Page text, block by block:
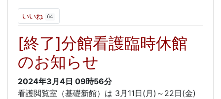
いいね 64
[終了]分館看護臨時休館
のお知らせ
2024年3月4日 09時56分
看護閲覧室（基礎新館）は 3月11日(月)～22日(金)